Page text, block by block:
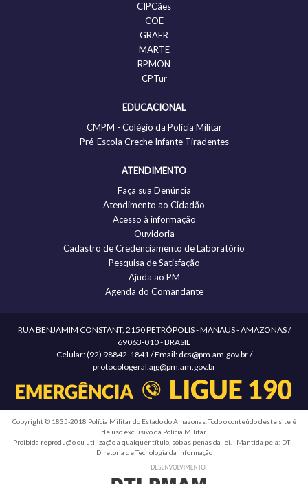
CIPCães
COE
GRAER
MARTE
RPMON
CPTur
EDUCACIONAL
CMPM - Colégio da Policia Militar
Pré-Escola Creche Infante Tiradentes
ATENDIMENTO
Faça sua Denúncia
Atendimento ao Cidadão
Acesso à informação
Ouvidoria
Cadastro de Credenciamento de Laboratório
Pesquisa de Satisfação
Ajuda ao PM
Agenda do Comandante
RUA BENJAMIM CONSTANT, 2150 PETRÓPOLIS - MANAUS - AMAZONAS /
69063-010 - BRASIL
Celular: (92) 98842-1841 / Email: dcs@pm.am.gov.br /
protocologeral.ajg@pm.am.gov.br
Copyright © 1835-2018 Polícia Militar do Estado do Amazonas. Todo o conteúdo deste site é
de uso exclusivo da Polícia Militar.
Proibida reprodução ou utilização a qualquer título, sob as penas da lei. - Mantida pela: DTI -
Diretoria de Tecnologia da Informação